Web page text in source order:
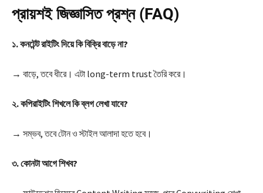
প্রায়শই জিজ্ঞাসিত প্রশ্ন (FAQ)
১. কনটেন্ট রাইটিং দিয়ে কি বিক্রি বাড়ে না?
→ বাড়ে, তবে ধীরে। এটা long-term trust তৈরি করে।
২. কপিরাইটিং শিখলে কি ব্লগ লেখা যাবে?
→ সম্ভব, তবে টোন ও স্টাইল আলাদা হতে হবে।
৩. কোনটা আগে শিখব?